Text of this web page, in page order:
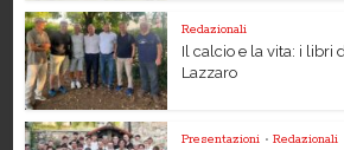
Redazionali
Il calcio e la vita: i libri
Lazzaro
Presentazioni • Redazionali